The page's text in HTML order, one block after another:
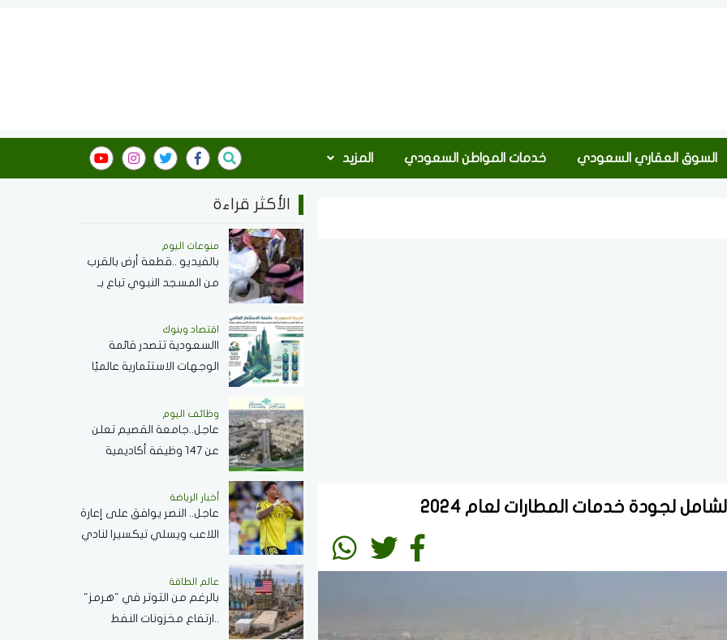
السوق العقاري السعودي خدمات المواطن السعودي المزيد
لجودة خدمات المطارات لعام 2024
الأكثر قراءة
منوعات اليوم
بالفيديو ..قطعة أرض بالقرب
من المسجد النبوي تباع بـ
اقتصاد وبنوك
االسعودية تتصدر قائمة
الوجهات الاستثمارية عالميًا
الأجنبي المباشر خلال 2025
وظائف اليوم
عاجل..جامعة القصيم تعلن
عن 147 وظيفة أكاديمية
الجنسين..رابط التقديم
أخبار الرياضة
عاجل.. النصر يوافق على إعارة
اللاعب ويسلي تيكسيرا لنادي
واحد
عالم الطاقة
بالرغم من التوتر في "هرمز"
..ارتفاع مخزونات النفط